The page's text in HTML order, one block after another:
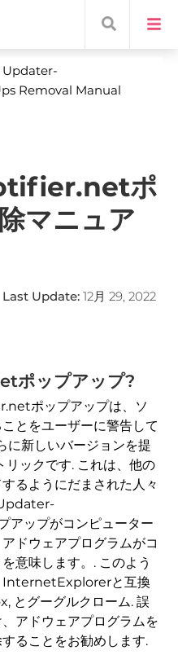
Updater-
Removal Manual
ポ
マニュア
Last Update: 12月 29, 2022
ップアップ?
ポップアップは、ソ
とをユーザーに警告して
に新しいバージョンを提
リックです. これは、他の
るようにだまされた人々
ップがコンピューター
ドウェアプログラムがコ
意味します。. このよう
InternetExplorerと互換
とグーグルクローム. 誤
アドウェアプログラムを
ることをお勧めします.